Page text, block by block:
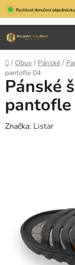
Přejít
na
obsah
Rychlost doručení objednávky
Domů
/ Obuv / Pánské /
pantofle 04
Pánské
pantofle
Značka: Listar